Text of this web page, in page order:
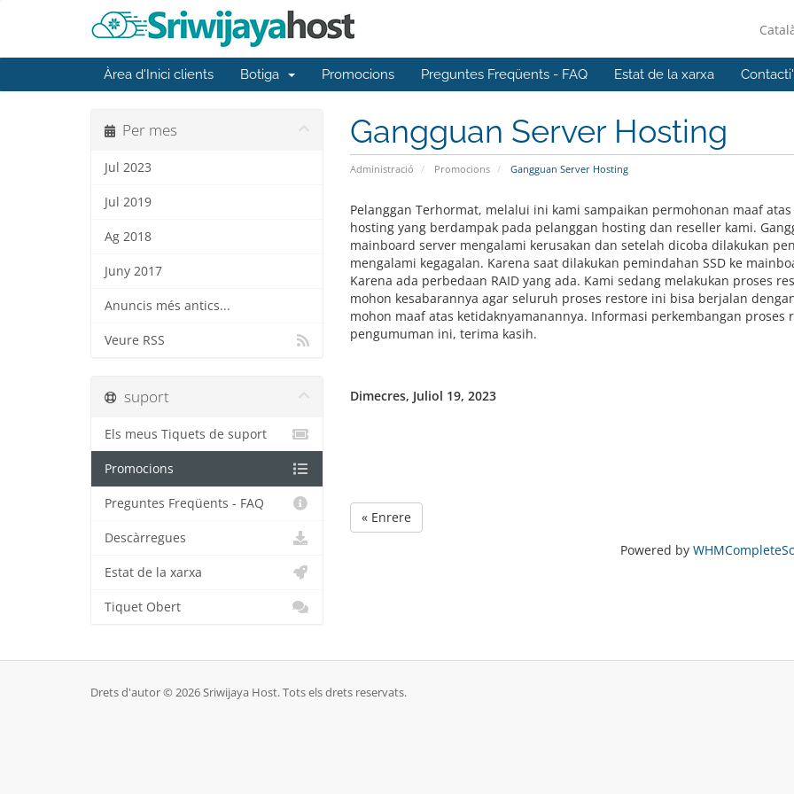
Àrea d'Inici clients Botiga Promocions Preguntes Freqüents - FAQ Estat de la xarxa
Gangguan Server Hosting
Administració Promocions Gangguan Server Hosting
Per mes
Jul 2023
Jul 2019
Ag 2018
Juny 2017
Anuncis més antics...
Veure RSS
Pelanggan Terhormat, melalui ini kami sampaikan permohonan maaf
hosting yang berdampak pada pelanggan hosting dan reseller kami.
mainboard server mengalami kerusakan dan setelah dicoba dilakukan
mengalami kegagalan. Karena saat dilakukan pemindahan SSD ke
Karena ada perbedaan RAID yang ada. Kami sedang melakukan proses
mohon kesabarannya agar seluruh proses restore ini bisa berjalan
mohon maaf atas ketidaknyamanannya. Informasi perkembangan
pengumuman ini, terima kasih.
Dimecres, Juliol 19, 2023
« Enrere
Powered by
suport
Els meus Tiquets de suport
Promocions
Preguntes Freqüents - FAQ
Descàrregues
Estat de la xarxa
Tiquet Obert
Drets d'autor © 2026 Sriwijaya Host. Tots els drets reservats.